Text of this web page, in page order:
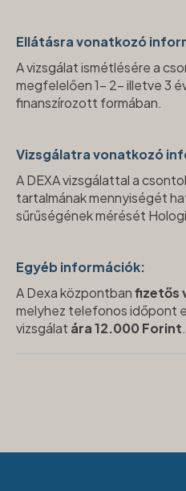
Ellátásra vonatkozó
A vizsgálat ismétlésére a
megfelelően 1- 2- illetve 3
finanszírozott formában.
Vizsgálatra vonatkozó
A DEXA vizsgálattal a
tartalmának mennyiségét
sűrűségének mérését
Egyéb információk:
A Dexa központbanfizetős
melyhez telefonos időpont
vizsgálat ára 12.000 Forint.